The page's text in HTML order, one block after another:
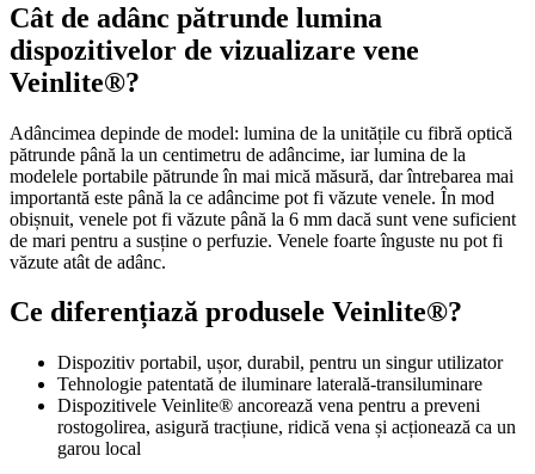
Cât de adânc pătrunde lumina
dispozitivelor de vizualizare vene
Veinlite®?
Adâncimea depinde de model: lumina de la unitățile cu fibră optică
pătrunde până la un centimetru de adâncime, iar lumina de la
modelele portabile pătrunde în mai mică măsură, dar întrebarea mai
importantă este până la ce adâncime pot fi văzute venele. În mod
obișnuit, venele pot fi văzute până la 6 mm dacă sunt vene suficient
de mari pentru a susține o perfuzie. Venele foarte înguste nu pot fi
văzute atât de adânc.
Ce diferențiază produsele Veinlite®?
Dispozitiv portabil, ușor, durabil, pentru un singur utilizator
Tehnologie patentată de iluminare laterală-transiluminare
Dispozitivele Veinlite® ancorează vena pentru a preveni
rostogolirea, asigură tracțiune, ridică vena și acționează ca un
garou local